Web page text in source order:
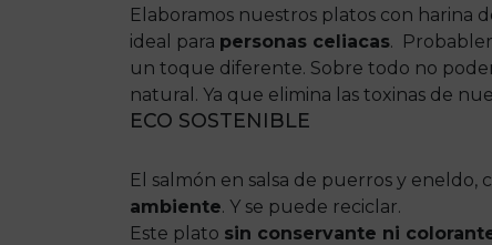
Elaboramos nuestros platos con harina
ideal para personas celiacas.
un toque diferente. Sobre todo no
natural. Ya que elimina las toxinas de
ECO SOSTENIBLE
El salmón en salsa de puerros y eneldo,
ambiente. Y se puede reciclar.
Este plato sin conservante ni